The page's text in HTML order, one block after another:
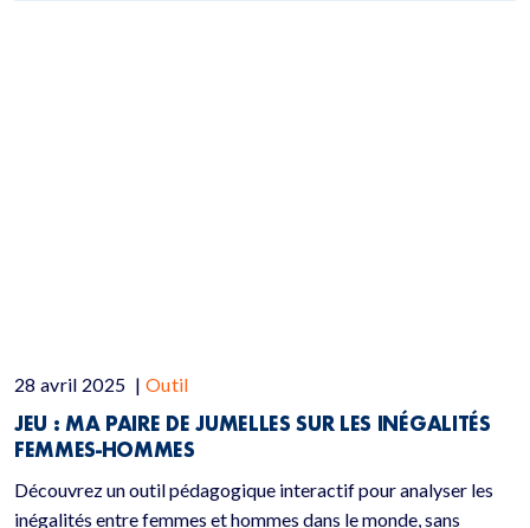
28 avril 2025 | Outil
JEU : MA PAIRE DE JUMELLES SUR LES INÉGALITÉS
FEMMES-HOMMES
Découvrez un outil pédagogique interactif pour analyser les
inégalités entre femmes et hommes dans le monde, sans